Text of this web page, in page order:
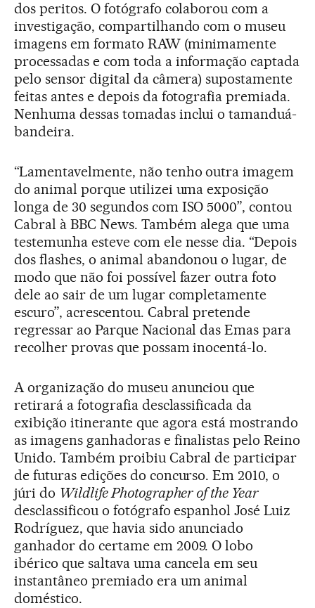
dos peritos. O fotógrafo colaborou com a
investigação, compartilhando com o museu
imagens em formato RAW (minimamente
processadas e com toda a informação captada
pelo sensor digital da câmera) supostamente
feitas antes e depois da fotografia premiada.
Nenhuma dessas tomadas inclui o tamanduá-
bandeira.
“Lamentavelmente, não tenho outra imagem
do animal porque utilizei uma exposição
longa de 30 segundos com ISO 5000”, contou
Cabral à BBC News. Também alega que uma
testemunha esteve com ele nesse dia. “Depois
dos flashes, o animal abandonou o lugar, de
modo que não foi possível fazer outra foto
dele ao sair de um lugar completamente
escuro”, acrescentou. Cabral pretende
regressar ao Parque Nacional das Emas para
recolher provas que possam inocentá-lo.
A organização do museu anunciou que
retirará a fotografia desclassificada da
exibição itinerante que agora está mostrando
as imagens ganhadoras e finalistas pelo Reino
Unido. Também proibiu Cabral de participar
de futuras edições do concurso. Em 2010, o
júri do Wildlife Photographer of the Year
desclassificou o fotógrafo espanhol José Luiz
Rodríguez, que havia sido anunciado
ganhador do certame em 2009. O lobo
ibérico que saltava uma cancela em seu
instantâneo premiado era um animal
doméstico.